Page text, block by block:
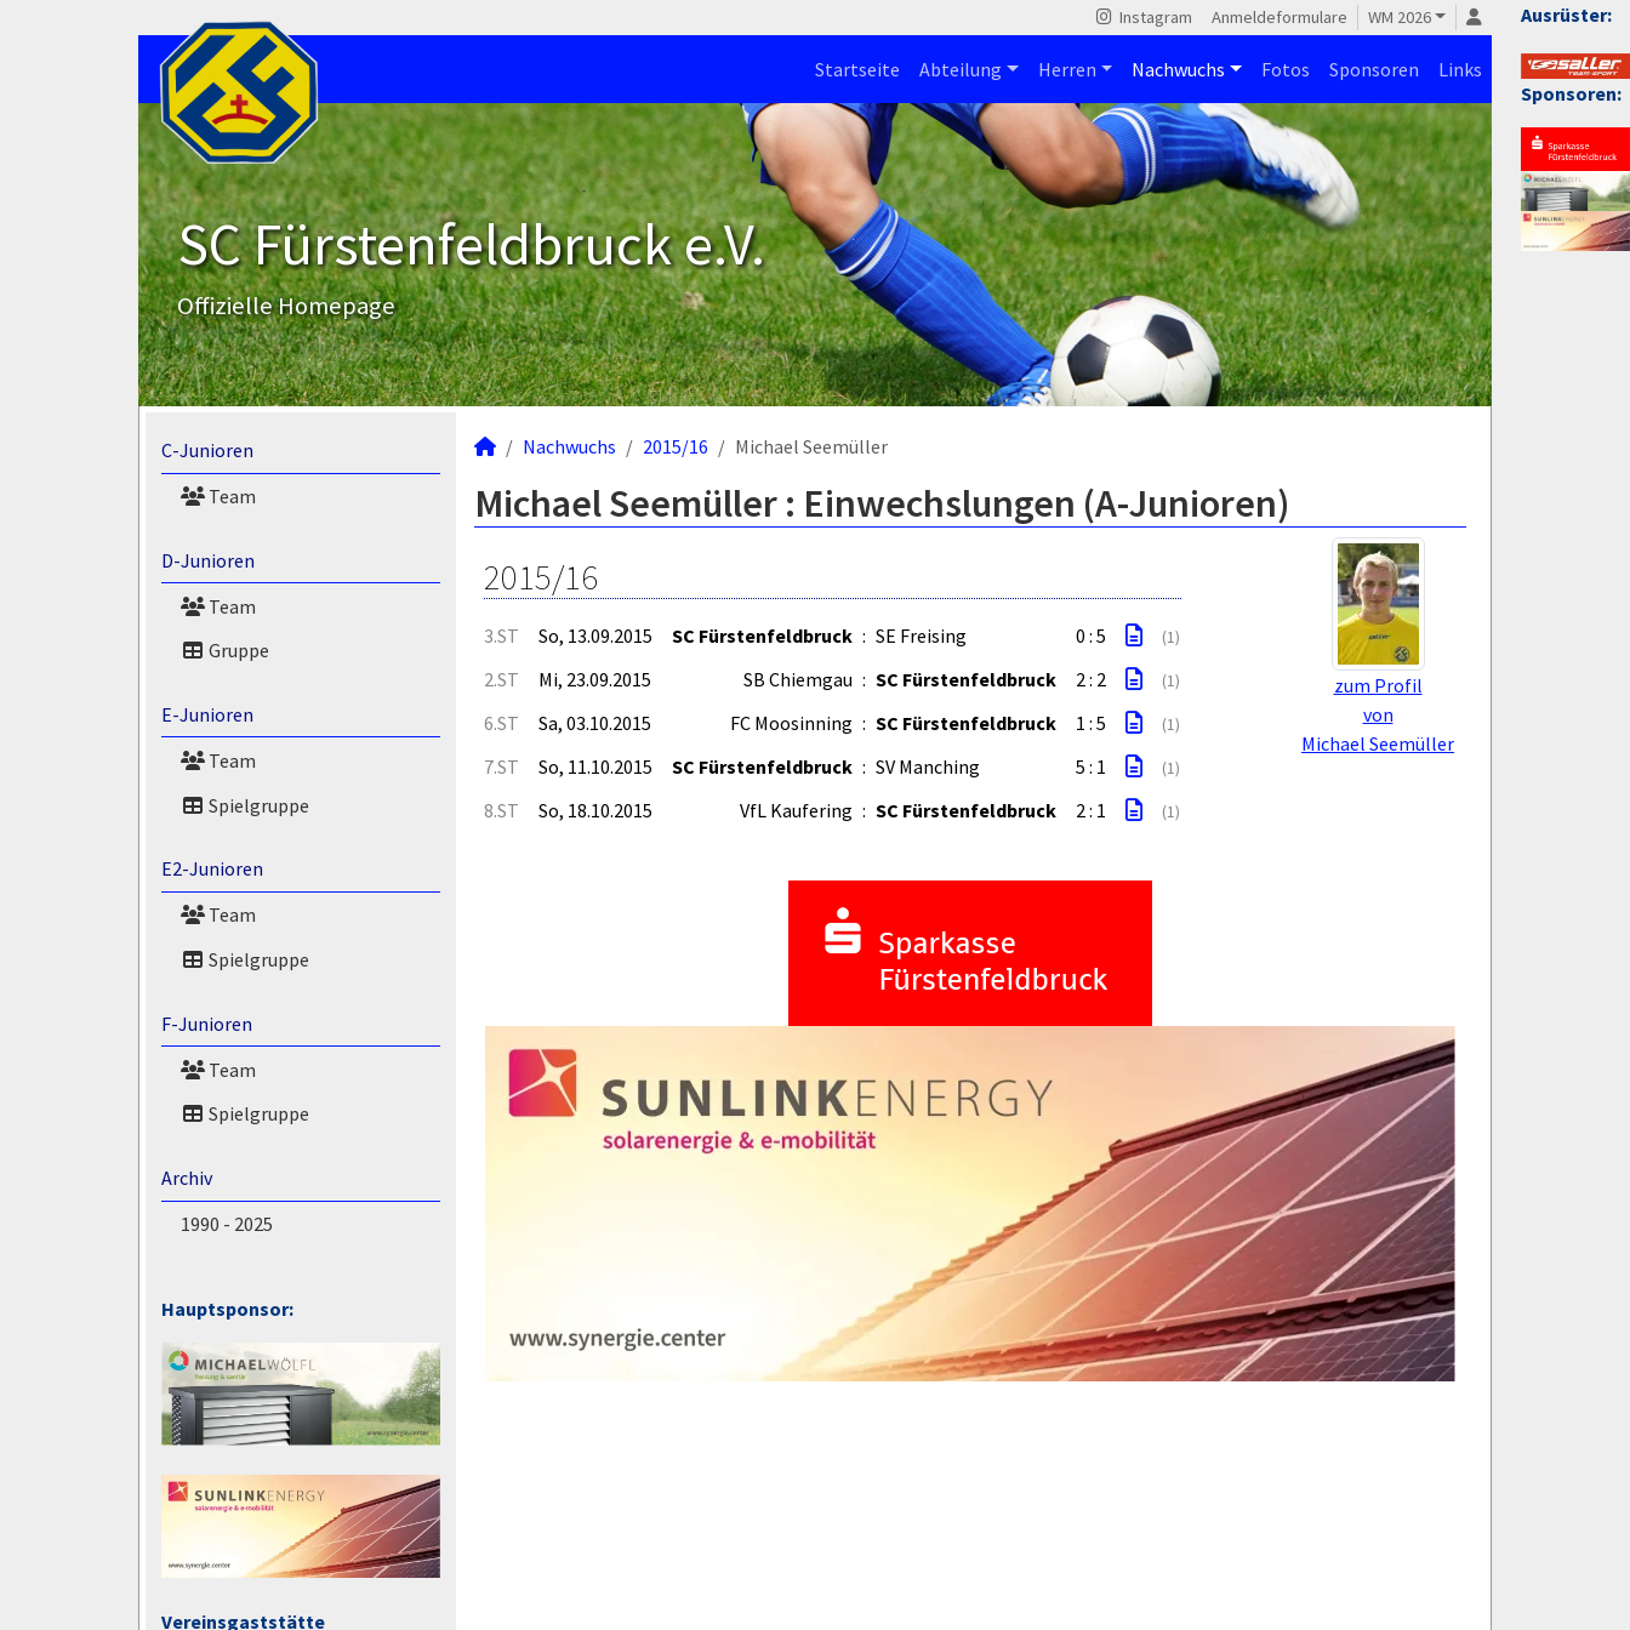
Ausrüster:
Sponsoren:
Instagram Anmeldeformulare WM 2026
Startseite Abteilung Herren Nachwuchs Fotos Sponsoren Links
SC Fürstenfeldbruck e.V.
Offizielle Homepage
C-Junioren
Team
D-Junioren
Team
Gruppe
E-Junioren
Team
Spielgruppe
E2-Junioren
Team
Spielgruppe
F-Junioren
Team
Spielgruppe
Archiv
1990 - 2025
Hauptsponsor:
Vereinsgaststätte
Nachwuchs 2015/16 Michael Seemüller
Michael Seemüller : Einwechslungen (A-Junioren)
zum Profil
von
Michael Seemüller
2015/16
3.ST So, 13.09.2015 SC Fürstenfeldbruck : SE Freising 0 : 5 (1)
2.ST Mi, 23.09.2015 SB Chiemgau : SC Fürstenfeldbruck 2 : 2 (1)
6.ST Sa, 03.10.2015 FC Moosinning : SC Fürstenfeldbruck 1 : 5 (1)
7.ST So, 11.10.2015 SC Fürstenfeldbruck : SV Manching 5 : 1 (1)
8.ST So, 18.10.2015 VfL Kaufering : SC Fürstenfeldbruck 2 : 1 (1)